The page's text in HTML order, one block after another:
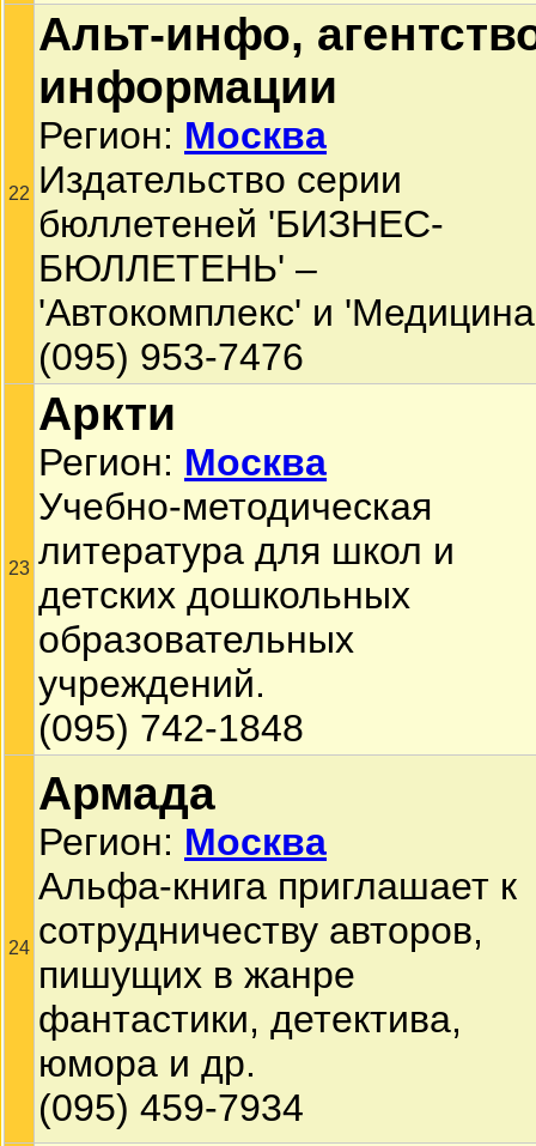
22
Альт-инфо,
информации
Регион: Москва
Издательство серии
бюллетеней 'БИЗНЕС-
БЮЛЛЕТЕНЬ' –
'Автокомплекс' и
(095) 953-7476
23
Аркти
Регион: Москва
Учебно-методическая
литература для школ и
детских дошкольных
образовательных
учреждений.
(095) 742-1848
24
Армада
Регион: Москва
Альфа-книга приглашает к
сотрудничеству авторов,
пишущих в жанре
фантастики, детектива,
юмора и др.
(095) 459-7934